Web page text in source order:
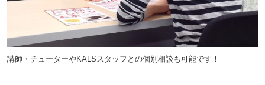
講師・チューターやKALSスタッフとの個別相談も可能です！